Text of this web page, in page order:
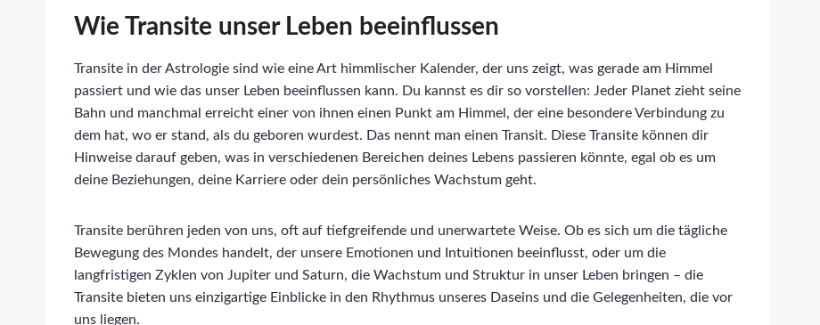
Wie Transite unser Leben beeinflussen
Transite in der Astrologie sind wie eine Art himmlischer Kalender, der uns zeigt, was gerade am Himmel
passiert und wie das unser Leben beeinflussen kann. Du kannst es dir so vorstellen: Jeder Planet zieht seine
Bahn und manchmal erreicht einer von ihnen einen Punkt am Himmel, der eine besondere Verbindung zu
dem hat, wo er stand, als du geboren wurdest. Das nennt man einen Transit. Diese Transite können dir
Hinweise darauf geben, was in verschiedenen Bereichen deines Lebens passieren könnte, egal ob es um
deine Beziehungen, deine Karriere oder dein persönliches Wachstum geht.
Transite berühren jeden von uns, oft auf tiefgreifende und unerwartete Weise. Ob es sich um die tägliche
Bewegung des Mondes handelt, der unsere Emotionen und Intuitionen beeinflusst, oder um die
langfristigen Zyklen von Jupiter und Saturn, die Wachstum und Struktur in unser Leben bringen – die
Transite bieten uns einzigartige Einblicke in den Rhythmus unseres Daseins und die Gelegenheiten, die vor
uns liegen.